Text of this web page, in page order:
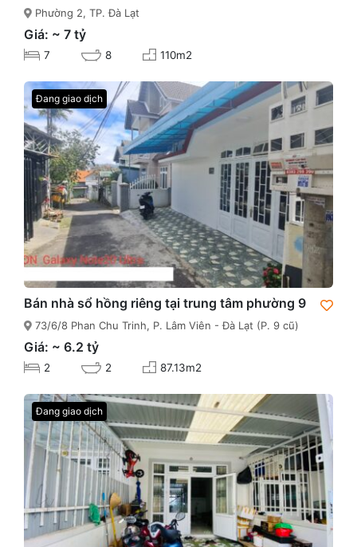
Phường 2, TP. Đà Lạt
Giá: ~ 7 tỷ
7 8 110m2
Đang giao dịch
Bán nhà sổ hồng riêng tại trung tâm phường 9
73/6/8 Phan Chu Trinh, P. Lâm Viên - Đà Lạt (P. 9 cũ)
Giá: ~ 6.2 tỷ
2 2 87.13m2
Đang giao dịch